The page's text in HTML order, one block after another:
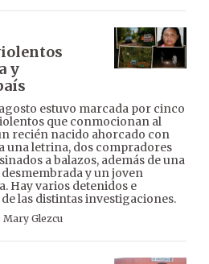
y
estuvo marcada por cinco
que conmocionan al
recién nacido ahorcado con
una letrina, dos compradores
a balazos, además de una
y un joven
Hay varios detenidos e
las distintas investigaciones.
Mary Glezcu